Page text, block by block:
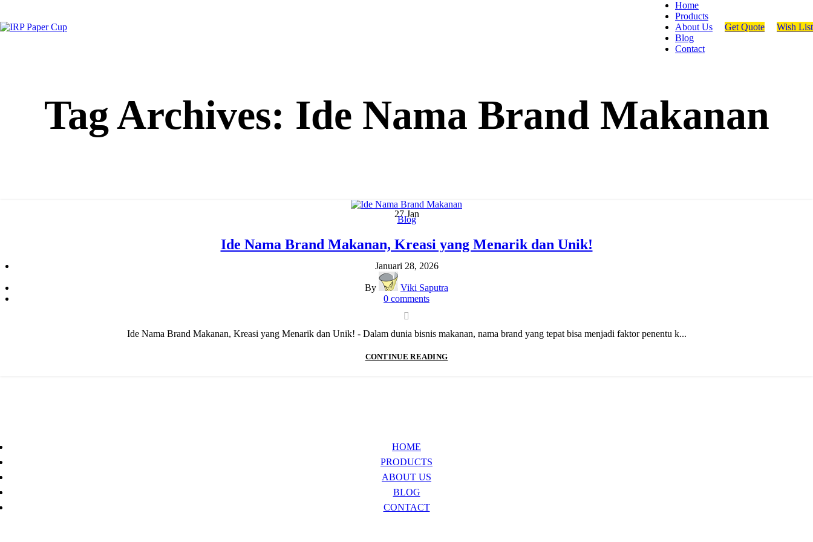
Home
Products
About Us
Blog
Contact
Get Quote Wish List
Tag Archives: Ide Nama Brand Makanan
27Jan
Blog
Ide Nama Brand Makanan, Kreasi yang Menarik dan Unik!
Januari 28, 2026
By
Viki Saputra
0 comments
Ide Nama Brand Makanan, Kreasi yang Menarik dan Unik! - Dalam dunia bisnis makanan, nama brand yang tepat bisa menjadi faktor penentu k...
CONTINUE READING
HOME
PRODUCTS
ABOUT US
BLOG
CONTACT